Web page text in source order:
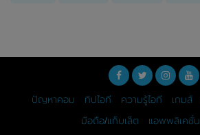
ปัญหาคอม ทิปไอที ความรู้ไอที เกมส์
มือถือ/แท็บเล็ต
แอพพลิเคชั่น